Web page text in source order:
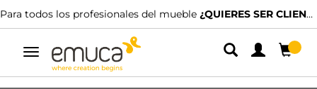
Para todos los profesionales del mueble ¿QUIERES SER CLIENTE?
Alternar
navegación